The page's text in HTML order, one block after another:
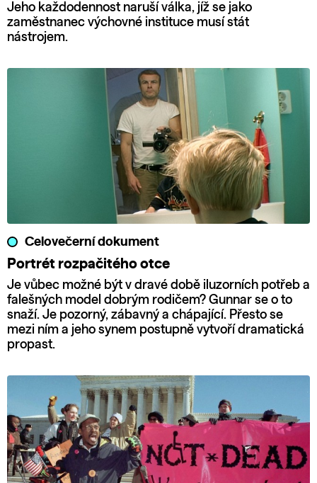
Jeho každodennost naruší válka, jíž se jako
zaměstnanec výchovné instituce musí stát
nástrojem.
Celovečerní dokument
Portrét rozpačitého otce
Je vůbec možné být v dravé době iluzorních potřeb a
falešných model dobrým rodičem? Gunnar se o to
snaží. Je pozorný, zábavný a chápající. Přesto se
mezi ním a jeho synem postupně vytvoří dramatická
propast.